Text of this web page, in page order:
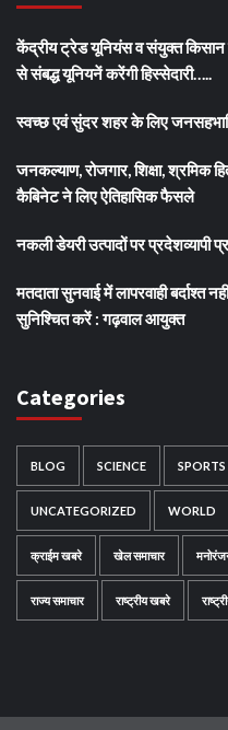
केंद्रीय ट्रेड यूनियंस व संयुक्त किसान
से संबद्ध यूनियनें करेंगी हिस्सेदारी…..
स्वच्छ एवं सुंदर शहर के लिए
जनकल्याण, रोजगार, शिक्षा, श्रमिक
कैबिनेट ने लिए ऐतिहासिक फैसले
नकली डेयरी उत्पादों पर प्रदेशव्यापी
मतदाता सुनवाई में लापरवाही बर्दाश्त
सुनिश्चित करें : गढ़वाल आयुक्त
Categories
BLOG SCIENCE SPORTS
UNCATEGORIZED WORLD
क्राईम खबरे खेल समाचार
राज्य समाचार राष्ट्रीय खबरे